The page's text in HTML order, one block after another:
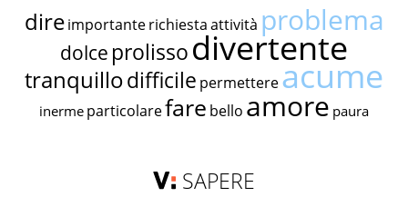
dire importante richiestaattività problema
dolce prolissodivertente
tranquillodifficile permettereacume
inerme particolarefare bello amore paura
SAPERE